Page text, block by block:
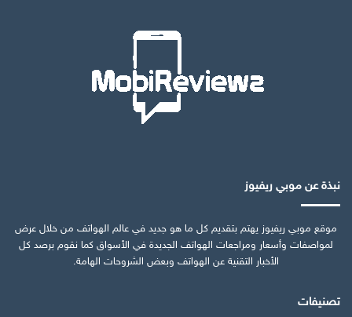
نبذة عن موبي ريفيوز
موقع موبي ريفيوز يهتم بتقديم كل ما هو جديد في عالم الهواتف من خلال عرض
لمواصفات وأسعار ومراجعات الهواتف الجديدة في الأسواق كما نقوم برصد كل
الأخبار التقنية عن الهواتف وبعض الشروحات الهامة.
تصنيفات